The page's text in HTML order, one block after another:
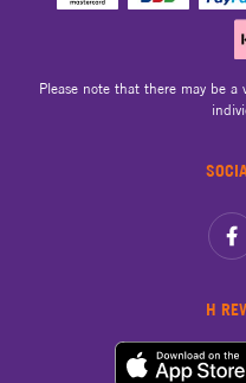
H
Please note that there may be